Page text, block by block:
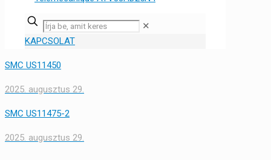
✕
KAPCSOLAT
SMC US11450
2025. augusztus 29.
SMC US11475-2
2025. augusztus 29.